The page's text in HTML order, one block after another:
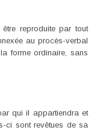
reproduite par tout
au procès-verbal
forme ordinaire, sans
qui il appartiendra et
ci sont revêtues de sa